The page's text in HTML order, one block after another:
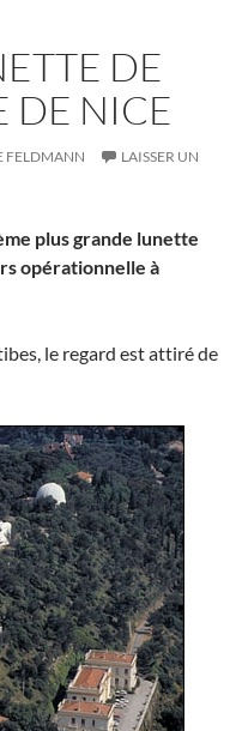
DE
DE NICE
FELDMANN
LAISSER UN
plus grande lunette
opérationnelle à
le regard est attiré de